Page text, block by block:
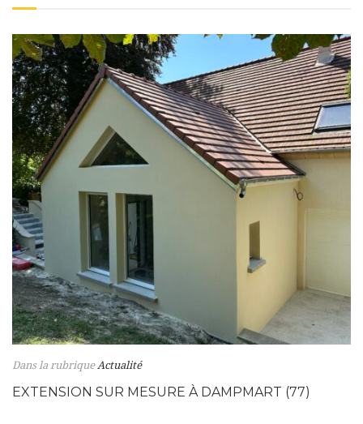
Dans la rubrique Actualité
EXTENSION SUR MESURE À DAMPMART (77)